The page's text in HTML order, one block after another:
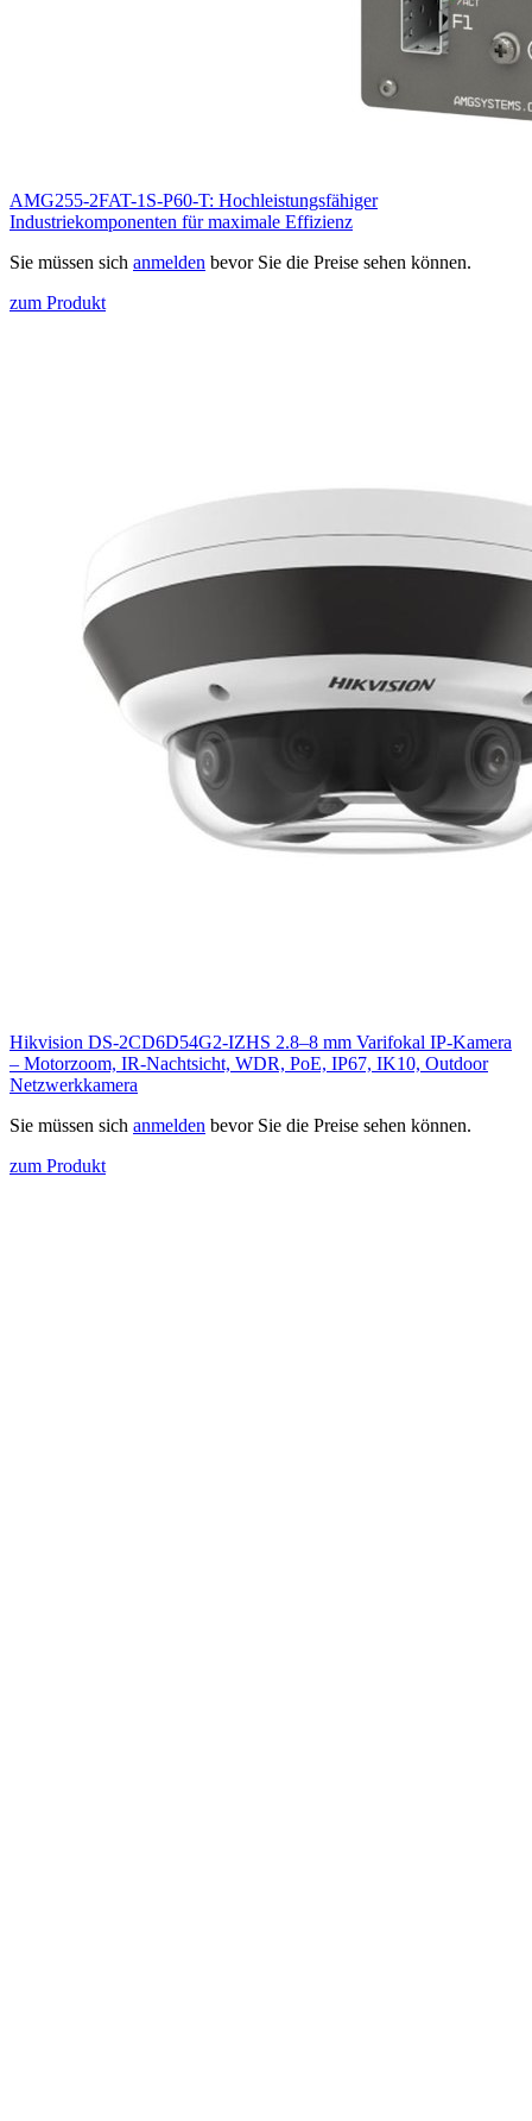
AMG255-2FAT-1S-P60-T: Hochleistungsfähiger
Industriekomponenten für maximale Effizienz
Sie müssen sich anmelden bevor Sie die Preise sehen können.
zum Produkt
Hikvision DS-2CD6D54G2-IZHS 2.8–8 mm Varifokal IP-Kamera
– Motorzoom, IR-Nachtsicht, WDR, PoE, IP67, IK10, Outdoor
Netzwerkkamera
Sie müssen sich anmelden bevor Sie die Preise sehen können.
zum Produkt